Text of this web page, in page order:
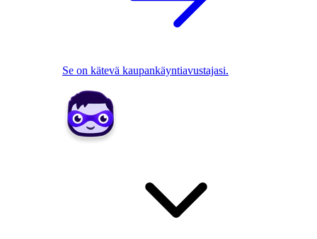
Se on kätevä kaupankäyntiavustajasi.